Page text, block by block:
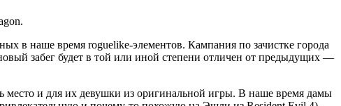
в наше время roguelike-элементов. Кампания по зачистке города
забег будет в той или иной степени отличен от предыдущих —
и для их девушки из оригинальной игры. В наше время дамы